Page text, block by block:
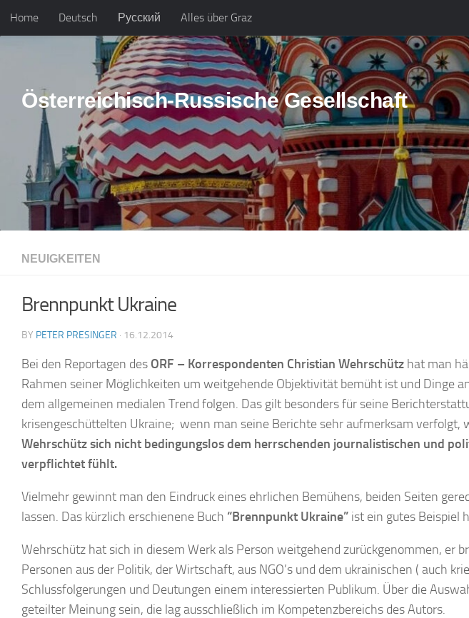
Skip to content
Home Deutsch Русский Alles über Graz
Österreichisch-Russische Gesellschaft
NEUIGKEITEN
Brennpunkt Ukraine
BY PETER PRESINGER · 16.12.2014
Bei den Reportagen des ORF – Korrespondenten Christian Wehrschütz hat man
Rahmen seiner Möglichkeiten um weitgehende Objektivität bemüht ist und Dinge
dem allgemeinen medialen Trend folgen. Das gilt besonders für seine
krisengeschüttelten Ukraine; wenn man seine Berichte sehr aufmerksam verfolgt,
Wehrschütz sich nicht bedingungslos dem herrschenden journalistischen und
verpflichtet fühlt.
Vielmehr gewinnt man den Eindruck eines ehrlichen Bemühens, beiden Seiten
lassen. Das kürzlich erschienene Buch “Brennpunkt Ukraine” ist ein gutes Beispiel
Wehrschütz hat sich in diesem Werk als Person weitgehend zurückgenommen, er
Personen aus der Politik, der Wirtschaft, aus NGO’s und dem ukrainischen ( auch
Schlussfolgerungen und Deutungen einem interessierten Publikum. Über die
geteilter Meinung sein, die lag ausschließlich im Kompetenzbereichs des Autors.